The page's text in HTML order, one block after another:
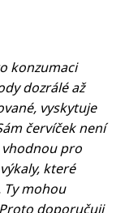
konzumaci
dozrálé až
vyskytuje
červíček není
vhodnou pro
které
Ty mohou
doporučuji